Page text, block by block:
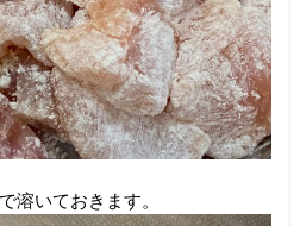
溶いておきます。